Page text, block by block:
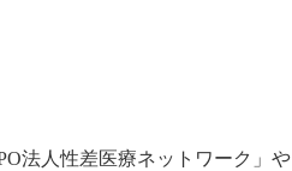
法人性差医療ネットワーク」